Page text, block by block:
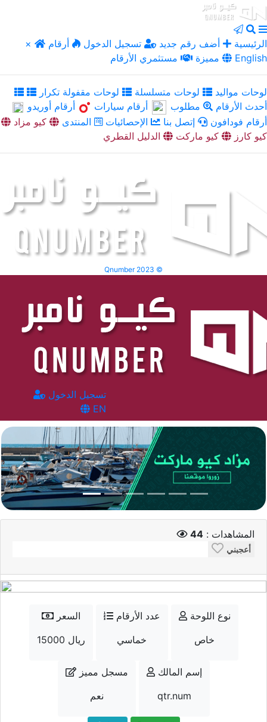
× الرئيسية أضف رقم جديد تسجيل الدخول
أرقام
مميزة
مستثمري الأرقام English
لوحات مواليد لوحات متسلسلة
لوحات مقفولة تكرار
أحدث الأرقام
مطلوب أرقام سيارات
أرقام أوريدو
أرقام فودافون
إتصل بنا الإحصائيات المنتدى
كيو مزاد
كيو كارز
كيو ماركت الدليل القطري
Qnumber 2023 ©
تسجيل الدخول
EN